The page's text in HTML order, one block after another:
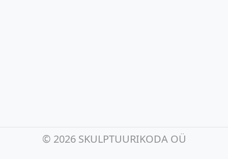
© 2026 SKULPTUURIKODA OÜ